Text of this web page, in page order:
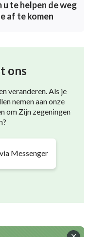
dwaas, maar wie
dan een oude
waarschuwing meer
van een
het lied van
te helpen de weg
af te komen
ons
veranderen. Als je
nemen aan onze
om Zijn zegeningen
Messenger